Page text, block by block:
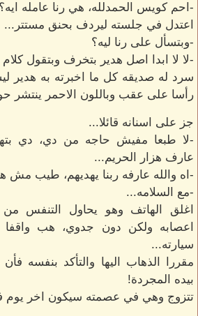
-احم كويس الحمدلله، هي رنا عامله ايه؟
اعتدل في جلسته ليردف بحنق مستتر...
-وبتسأل على رنا ليه؟
-لا لا ابدا اصل هدير بتخرف وبتقول
سرد له صديقه كل ما اخبرته به هدير
رأسا على عقب وباللون الاحمر ينتشر
جز على اسنانه قائلا...
-لا طبعا مفيش حاجه من دي، دي
عارف هزار الحريم...
-اه والله عارفه ربنا يهديهم، طيب مش
-مع السلامه...
اغلق الهاتف وهو يحاول التنفس
اعصابه ولكن دون جدوي، هب
سيارته...
مقررا الذهاب اليها والتأكد بنفسه
بيده المجردة!
تتزوج وهي في عصمته سيكون اخر يوم